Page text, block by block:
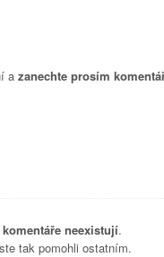
a zanechte prosím
komentáře neexistují.
tak pomohli ostatním.